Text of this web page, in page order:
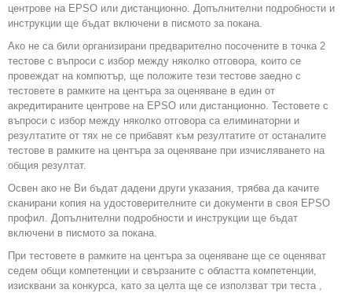
центрове на EPSO или дистанционно. Допълнителни подробности и
инструкции ще бъдат включени в писмото за покана.
Ако не са били организирани предварително посочените в точка 2
тестове с въпроси с избор между няколко отговора, които се
провеждат на компютър, ще положите тези тестове заедно с
тестовете в рамките на центъра за оценяване в един от
акредитираните центрове на EPSO или дистанционно. Тестовете с
въпроси с избор между няколко отговора са елиминаторни и
резултатите от тях не се прибавят към резултатите от останалите
тестове в рамките на центъра за оценяване при изчисляването на
общия резултат.
Освен ако не Ви бъдат дадени други указания, трябва да качите
сканирани копия на удостоверителните си документи в своя EPSO
профил. Допълнителни подробности и инструкции ще бъдат
включени в писмото за покана.
При тестовете в рамките на центъра за оценяване ще се оценяват
седем общи компетенции и свързаните с областта компетенции,
изисквани за конкурса, като за целта ще се използват три теста ,